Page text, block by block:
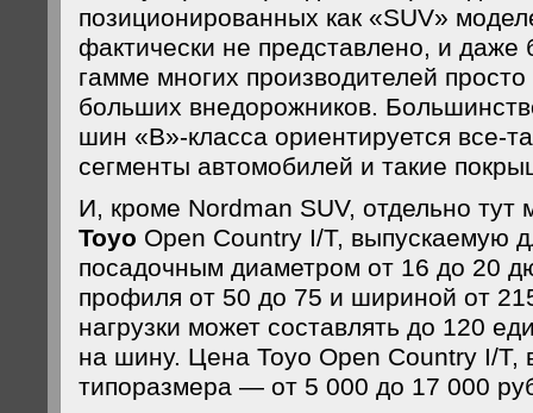
позиционированных как «SUV»
фактически не представлено, и даже
гамме многих производителей
больших внедорожников.
шин «В»-класса ориентируется все-
сегменты автомобилей и такие
И, кроме Nordman SUV, отдельно тут
Toyo Open Country I/T, выпускаемую
посадочным диаметром от 16 до 20
профиля от 50 до 75 и шириной от
нагрузки может составлять до 120
на шину. Цена Toyo Open Country I/T,
типоразмера — от 5 000 до 17 000